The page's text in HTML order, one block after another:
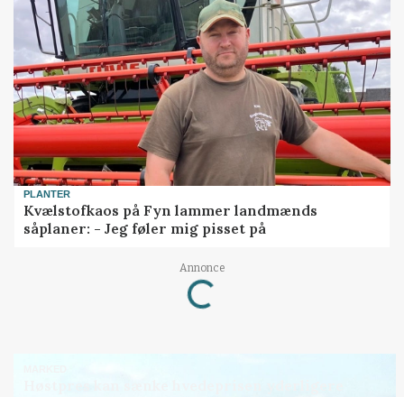
PLANTER
Kvælstofkaos på Fyn lammer landmænds
såplaner: - Jeg føler mig pisset på
Annonce
Loading...